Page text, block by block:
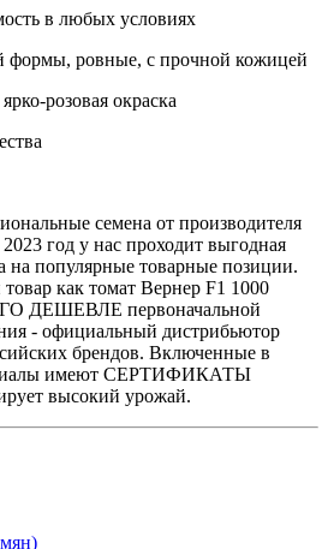
в любых условиях
формы, ровные, с прочной кожицей
розовая окраска
семена от производителя
год у нас проходит выгодная
популярные товарные позиции.
как томат Вернер F1 1000
ДЕШЕВЛЕ первоначальной
- официальный дистрибьютор
брендов. Включенные в
имеют СЕРТИФИКАТЫ
высокий урожай.